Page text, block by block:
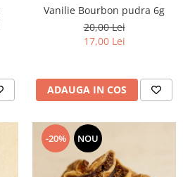
Vanilie Bourbon pudra 6g
20,00 Lei
17,00 Lei
ADAUGA IN COS
-20% NOU